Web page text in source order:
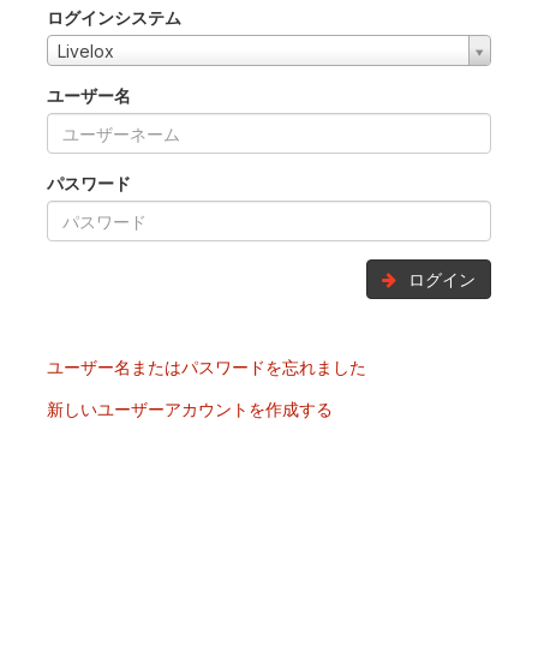
ログインシステム
Livelox
ユーザー名
パスワード
ログイン
ユーザー名またはパスワードを忘れました
新しいユーザーアカウントを作成する